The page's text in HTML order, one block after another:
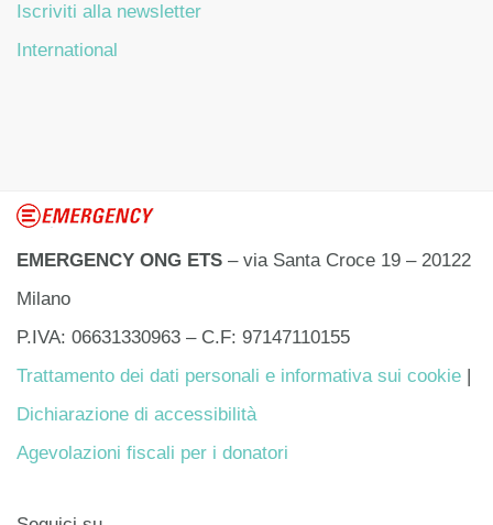
Iscriviti alla newsletter
International
EMERGENCY ONG ETS – via Santa Croce 19 – 20122
Milano
P.IVA: 06631330963 – C.F: 97147110155
Trattamento dei dati personali e informativa sui cookie |
Dichiarazione di accessibilità
Agevolazioni fiscali per i donatori